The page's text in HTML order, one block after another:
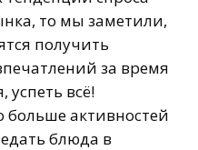
то мы заметили,
получить
за время
успеть всё!
больше активностей
блюда в